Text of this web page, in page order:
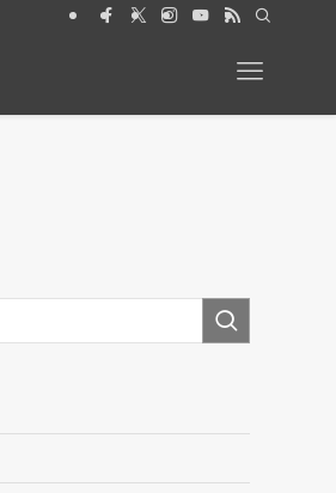
物と暮らす 絶賛発売中